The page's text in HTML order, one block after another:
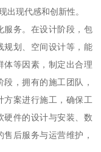
出现代感和创新性。
服务。在设计阶段，包
规划、空间设计等，能
体等因素，制定出合理
，拥有的施工团队，
方案进行施工，确保工
硬件的设计与安装、数
后服务与运营维护，